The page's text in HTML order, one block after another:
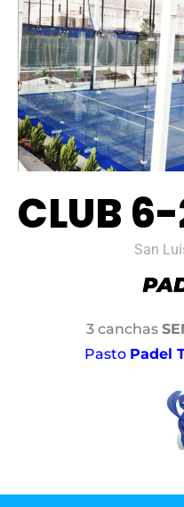
CLUB 6-
San
3 canchas
Pasto Padel